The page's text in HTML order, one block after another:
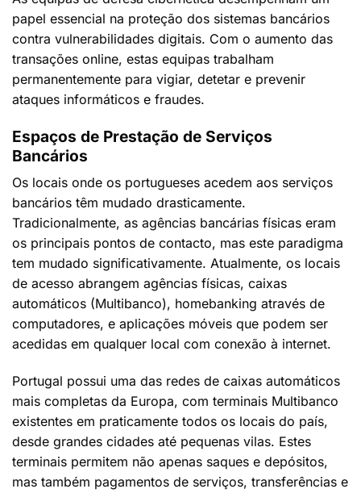
papel essencial na proteção dos sistemas bancários
contra vulnerabilidades digitais. Com o aumento das
transações online, estas equipas trabalham
permanentemente para vigiar, detetar e prevenir
ataques informáticos e fraudes.
Espaços de Prestação de Serviços
Bancários
Os locais onde os portugueses acedem aos serviços
bancários têm mudado drasticamente.
Tradicionalmente, as agências bancárias físicas eram
os principais pontos de contacto, mas este paradigma
tem mudado significativamente. Atualmente, os locais
de acesso abrangem agências físicas, caixas
automáticos (Multibanco), homebanking através de
computadores, e aplicações móveis que podem ser
acedidas em qualquer local com conexão à internet.
Portugal possui uma das redes de caixas automáticos
mais completas da Europa, com terminais Multibanco
existentes em praticamente todos os locais do país,
desde grandes cidades até pequenas vilas. Estes
terminais permitem não apenas saques e depósitos,
mas também pagamentos de serviços, transferências e